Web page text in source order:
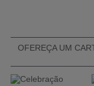
OFEREÇA UM